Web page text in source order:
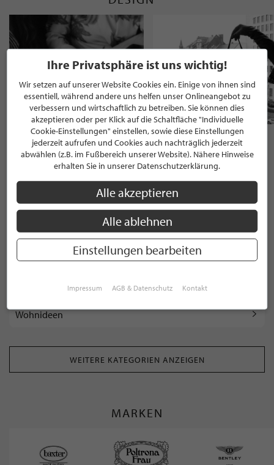
Bella Sphere
auf Anfrage
European Design Journey
2600€/Tag
KATEGORIEN
Interior Design
Innenarchitektur
Raumkonzepte
Wohnideen
WEITERE KATEGORIEN ANZEIGEN
MARKEN
Ihre Privatsphäre ist uns wichtig!
Wir setzen auf unserer Website Cookies ein. Einige von ihnen sind
essentiell, während andere uns helfen unser Onlineangebot zu
verbessern und wirtschaftlich zu betreiben. Sie können dies
akzeptieren oder per Klick auf die Schaltfläche "Individuelle
Cookie-Einstellungen" einstellen, sowie diese Einstellungen
jederzeit aufrufen und Cookies auch nachträglich jederzeit
abwählen (z.B. im Fußbereich unserer Website). Nähere Hinweise
erhalten Sie in unserer Datenschutzerklärung.
Alle akzeptieren
Alle ablehnen
Einstellungen bearbeiten
Impressum AGB & Datenschutz Kontakt